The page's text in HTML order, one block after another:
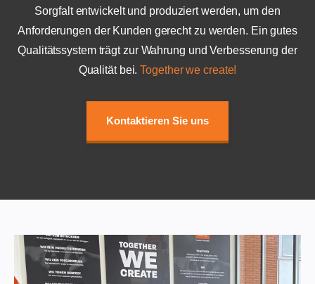
Sorgfalt entwickelt und produziert werden, um den
Anforderungen der Kunden gerecht zu werden. Ein gutes
Qualitätssystem trägt zur Wahrung und Verbesserung der
Qualität bei.Together we create!
Kontaktieren Sie uns